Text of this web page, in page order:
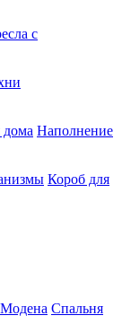
с
дома Наполнение
Короб для
Спальня